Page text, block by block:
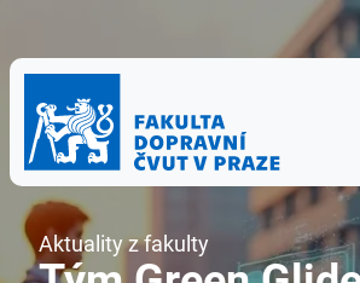
Aktuality z fakulty